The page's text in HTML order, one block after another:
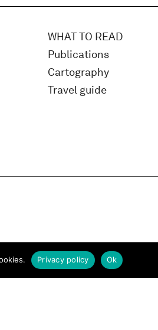
WHAT TO READ
Publications
Cartography
Travel guide
Ok
Privacy policy